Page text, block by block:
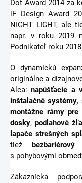
Dot Award 2014 za
iF Design Award
NIGHT LIGHT, ale
napr. v roku 2019
Podnikateľ roku
O dynamickú
originálne a
Alca:napúšťacie a
inštalačné systémy,
montážne rámy
dosky, podlahové
lapače strešných
tiež
bezbariérový
s pohybovými
Zákaznícka